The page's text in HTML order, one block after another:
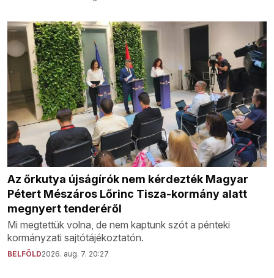
Az őrkutya újságírók nem kérdezték Magyar
Pétert Mészáros Lőrinc Tisza-kormány alatt
megnyert tenderéről
Mi megtettük volna, de nem kaptunk szót a pénteki
kormányzati sajtótájékoztatón.
BELFÖLD2026. aug. 7. 20:27